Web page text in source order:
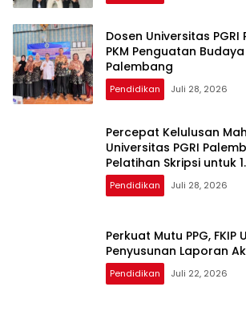
Dosen Universitas
PKM Penguatan Budaya
Palembang
Pendidikan Juli 28, 2026
Percepat Kelulusan
Universitas PGRI
Pelatihan Skripsi untuk
Pendidikan Juli 28, 2026
Perkuat Mutu PPG, FKIP
Penyusunan Laporan
Pendidikan Juli 22, 2026